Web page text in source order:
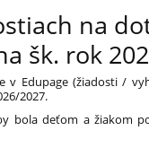
na
šk. rok
v Edupage (žiadosti /
2027.
bola deťom a žiakom